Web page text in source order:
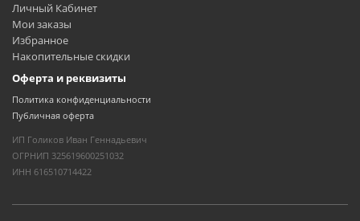
Личный Кабинет
Мои заказы
Избранное
Накопительные скидки
Оферта и реквизиты
Политика конфиденциальности
Публичная оферта
ИП Голиков Иван Геннадьевич
ОГРНИП 325619600251032
ИНН 616510714422